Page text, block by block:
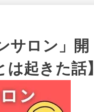
サロン」開
起きた話】